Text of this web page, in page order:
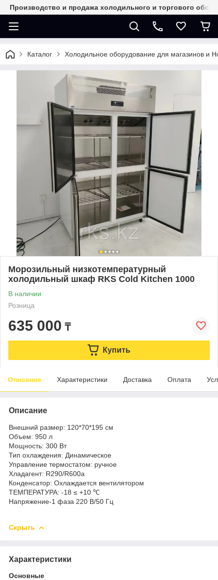
Производство и продажа холодильного и торгового
Каталог Холодильное оборудование для магазинов и
Морозильный низкотемпературный
холодильный шкаф RKS Cold Kitchen 1000
В наличии
Розница
635 000 ₸
Купить
Описание Характеристики Доставка Оплата
Описание
Внешний размер: 120*70*195 см
Объем: 950 л
Мощность: 300 Вт
Тип охлаждения: Динамическое
Управление термостатом: ручное
Хладагент: R290/R600a
Конденсатор: Охлаждается вентилятором
ТЕМПЕРАТУРА: -18 ≤ +10 ℃
Напряжение-1 фаза 220 В/50 Гц
Скрыть
Характеристики
Основные